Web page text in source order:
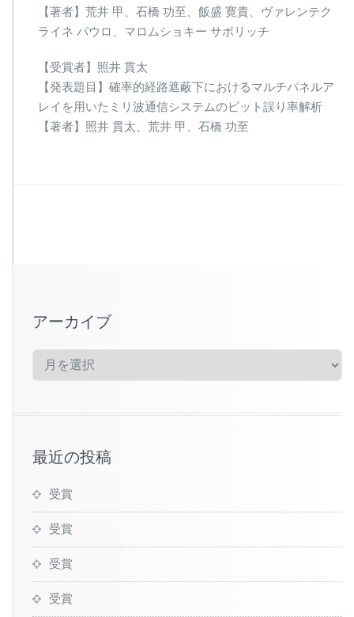
【著者】荒井 甲、石橋 功至、飯盛 寛貴、ヴァレンテク
ライネ パウロ、マロムショキー サボリッチ
【受賞者】照井 貫太
【発表題目】確率的経路遮蔽下におけるマルチパネルア
レイを用いたミリ波通信システムのビット誤り率解析
【著者】照井 貫太、荒井 甲、石橋 功至
アーカイブ
ー
最近の投稿
受賞
受賞
受賞
受賞